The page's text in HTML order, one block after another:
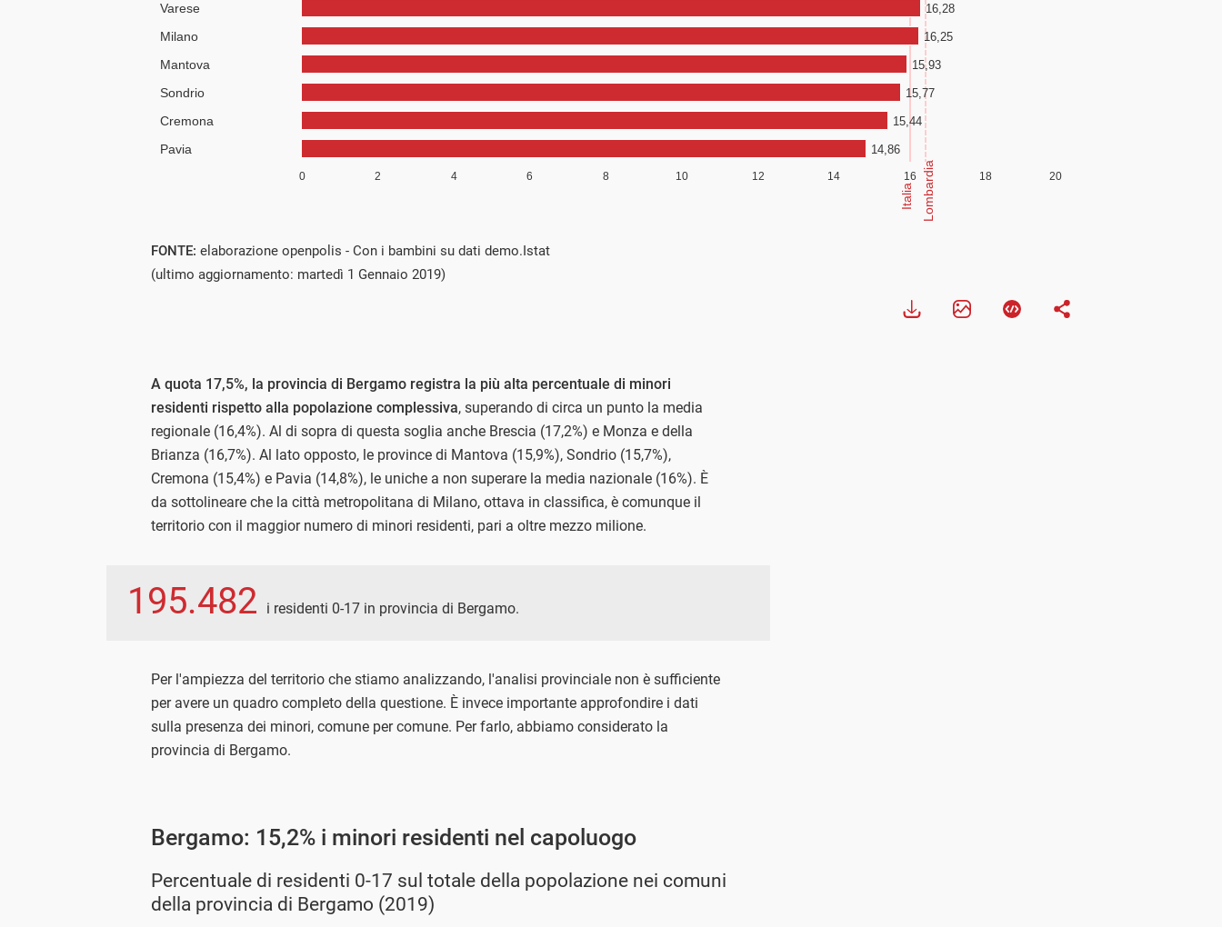
FONTE: elaborazione openpolis - Con i bambini su dati demo.Istat
(ultimo aggiornamento: martedì 1 Gennaio 2019)
A quota 17,5%, la provincia di Bergamo registra la più alta percentuale di minori
residenti rispetto alla popolazione complessiva, superando di circa un punto la media
regionale (16,4%). Al di sopra di questa soglia anche Brescia (17,2%) e Monza e della
Brianza (16,7%). Al lato opposto, le province di Mantova (15,9%), Sondrio (15,7%),
Cremona (15,4%) e Pavia (14,8%), le uniche a non superare la media nazionale (16%). È
da sottolineare che la città metropolitana di Milano, ottava in classifica, è comunque il
territorio con il maggior numero di minori residenti, pari a oltre mezzo milione.
195.482 i residenti 0-17 in provincia di Bergamo.
Per l'ampiezza del territorio che stiamo analizzando, l'analisi provinciale non è sufficiente
per avere un quadro completo della questione. È invece importante approfondire i dati
sulla presenza dei minori, comune per comune. Per farlo, abbiamo considerato la
provincia di Bergamo.
Bergamo: 15,2% i minori residenti nel capoluogo
Percentuale di residenti 0-17 sul totale della popolazione nei comuni
della provincia di Bergamo (2019)